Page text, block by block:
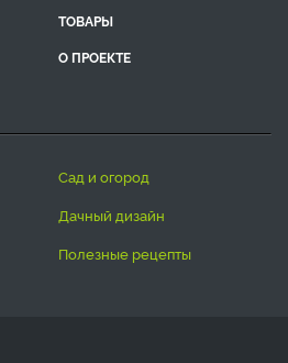
ТОВАРЫ
О ПРОЕКТЕ
сад и огород
дачный дизайн
полезные рецепты